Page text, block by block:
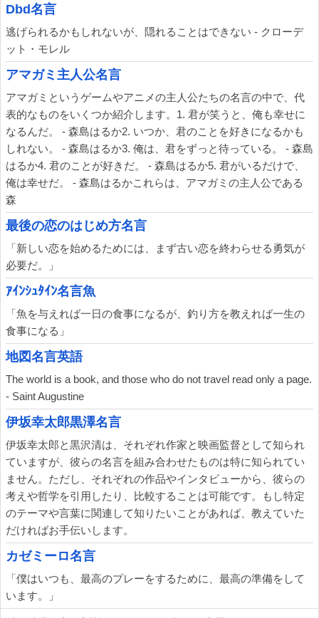
Dbd名言
逃げられるかもしれないが、隠れることはできない - クローデ
ット・モレル
アマガミ主人公名言
アマガミというゲームやアニメの主人公たちの名言の中で、代
表的なものをいくつか紹介します。1. 君が笑うと、俺も幸せに
なるんだ。 - 森島はるか2. いつか、君のことを好きになるかも
しれない。 - 森島はるか3. 俺は、君をずっと待っている。 - 森島
はるか4. 君のことが好きだ。 - 森島はるか5. 君がいるだけで、
俺は幸せだ。 - 森島はるかこれらは、アマガミの主人公である
森
最後の恋のはじめ方名言
「新しい恋を始めるためには、まず古い恋を終わらせる勇気が
必要だ。」
ｱｲﾝｼｭﾀｲﾝ名言魚
「魚を与えれば一日の食事になるが、釣り方を教えれば一生の
食事になる」
地図名言英語
The world is a book, and those who do not travel read only a page.
- Saint Augustine
伊坂幸太郎黒澤名言
伊坂幸太郎と黒沢清は、それぞれ作家と映画監督として知られ
ていますが、彼らの名言を組み合わせたものは特に知られてい
ません。ただし、それぞれの作品やインタビューから、彼らの
考えや哲学を引用したり、比較することは可能です。もし特定
のテーマや言葉に関連して知りたいことがあれば、教えていた
だければお手伝いします。
カゼミーロ名言
「僕はいつも、最高のプレーをするために、最高の準備をして
います。」